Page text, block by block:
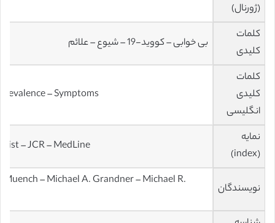
(ژورنال)
کلمات
کلیدی
بی خوابی – کووید-19 – شیوع – علائم
کلمات
کلیدی
انگلیسی
– Symptoms
نمایه
(index)
– JCR – MedLine
نویسندگان
– Michael A. Grandner – Michael R.